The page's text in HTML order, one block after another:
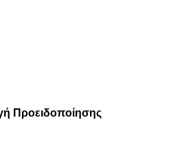
Προειδοποίησης